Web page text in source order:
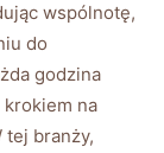
wspólnotę,
do
godzina
na
tej branży,